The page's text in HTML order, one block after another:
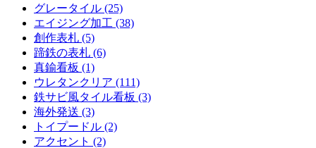
グレータイル (25)
エイジング加工 (38)
創作表札 (5)
蹄鉄の表札 (6)
真鍮看板 (1)
ウレタンクリア (111)
鉄サビ風タイル看板 (3)
海外発送 (3)
トイプードル (2)
アクセント (2)